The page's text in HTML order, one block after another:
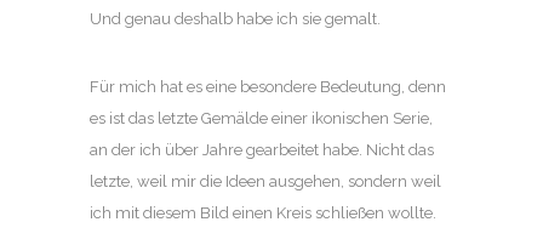
Und genau deshalb habe ich sie gemalt.
Für mich hat es eine besondere Bedeutung, denn
es ist das letzte Gemälde einer ikonischen Serie,
an der ich über Jahre gearbeitet habe. Nicht das
letzte, weil mir die Ideen ausgehen, sondern weil
ich mit diesem Bild einen Kreis schließen wollte.